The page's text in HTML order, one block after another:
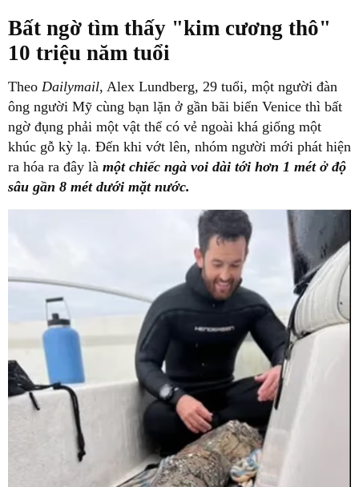
Bất ngờ tìm thấy "kim cương thô"
10 triệu năm tuổi
Theo Dailymail, Alex Lundberg, 29 tuổi, một người đàn
ông người Mỹ cùng bạn lặn ở gần bãi biển Venice thì bất
ngờ đụng phải một vật thể có vẻ ngoài khá giống một
khúc gỗ kỳ lạ. Đến khi vớt lên, nhóm người mới phát hiện
ra hóa ra đây là một chiếc ngà voi dài tới hơn 1 mét ở độ
sâu gần 8 mét dưới mặt nước.